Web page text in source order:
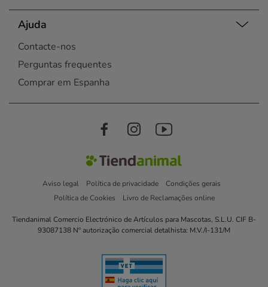
Ajuda
Contacte-nos
Perguntas frequentes
Comprar em Espanha
Aviso legal Política de privacidade
Condições gerais
Política de Cookies
Livro de Reclamações online
Tiendanimal Comercio Electrónico de Artículos para Mascotas, S.L.U. CIF B-
93087138 Nº autorização comercial detalhista: M.V./I-131/M